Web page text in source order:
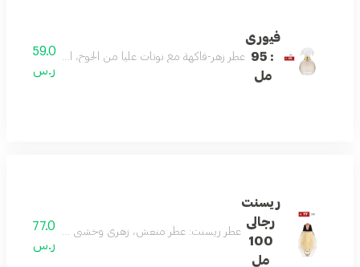
فيورى
: 95
مل
عطر زهر-فاكهة مع نوتات عليا من الخوخ، التوت الأسود،
59.0
ر.س
ريسنت
رجالى
100
مل
عطر ريسنت: عطر منعش، زهري وخشبي يحتوي على77.0
ر.س